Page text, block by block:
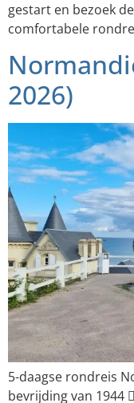
gestart en bezoek
comfortabele
2026)
5-daagse rondreis
bevrijding van 1944